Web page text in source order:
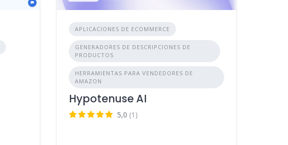
APLICACIONES DE ECOMMERCE
GENERADORES DE DESCRIPCIONES DE
PRODUCTOS
HERRAMIENTAS PARA VENDEDORES DE
AMAZON
Hypotenuse AI
5,0 (1)